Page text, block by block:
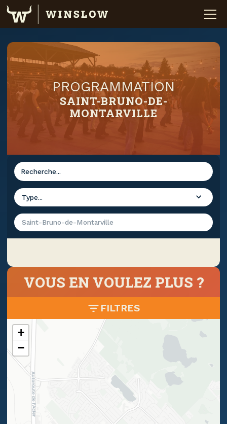
PROGRAMMATION
SAINT-BRUNO-DE-
MONTARVILLE
Type...
Saint-Bruno-de-Montarville
VOUS EN VOULEZ PLUS ?
FILTRES
+
−